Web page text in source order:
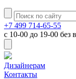
+7 499 714-65-55
с 10-00 до 19-00 без
Дизайнерам
Контакты